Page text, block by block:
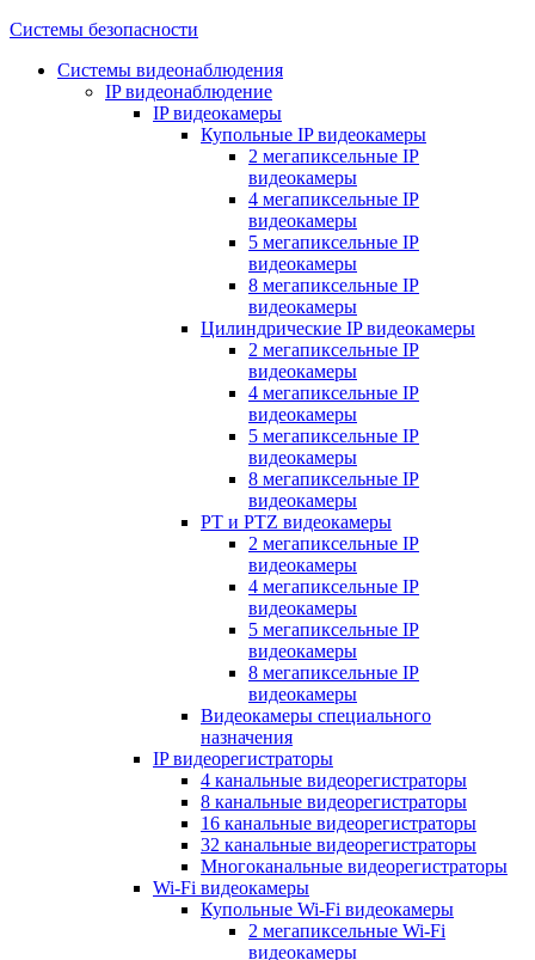
Системы безопасности
Системы видеонаблюдения
IP видеонаблюдение
IP видеокамеры
Купольные IP видеокамеры
2 мегапиксельные IP
видеокамеры
4 мегапиксельные IP
видеокамеры
5 мегапиксельные IP
видеокамеры
8 мегапиксельные IP
видеокамеры
Цилиндрические IP видеокамеры
2 мегапиксельные IP
видеокамеры
4 мегапиксельные IP
видеокамеры
5 мегапиксельные IP
видеокамеры
8 мегапиксельные IP
видеокамеры
PT и PTZ видеокамеры
2 мегапиксельные IP
видеокамеры
4 мегапиксельные IP
видеокамеры
5 мегапиксельные IP
видеокамеры
8 мегапиксельные IP
видеокамеры
Видеокамеры специального
назначения
IP видеорегистраторы
4 канальные видеорегистраторы
8 канальные видеорегистраторы
16 канальные видеорегистраторы
32 канальные видеорегистраторы
Многоканальные видеорегистраторы
Wi-Fi видеокамеры
Купольные Wi-Fi видеокамеры
2 мегапиксельные Wi-Fi
видеокамеры